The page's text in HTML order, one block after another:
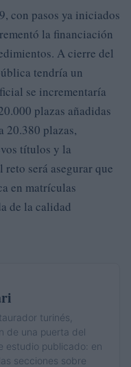
con pasos ya iniciados
la financiación
A cierre del
tendría un
se incrementaría
plazas añadidas
20.380 plazas,
títulos y la
será asegurar que
en matrículas
de la calidad
turinés,
de una puerta del
estudio publicado: en
secciones sobre